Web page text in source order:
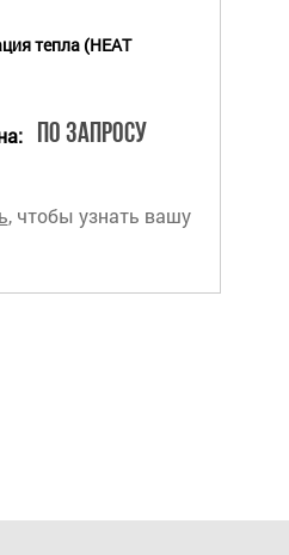
тепла (HEAT
По запросу
, чтобы узнать вашу